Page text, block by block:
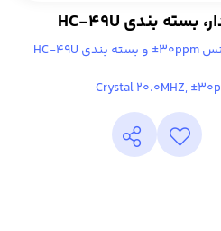
Crystal 20.0MHZ,